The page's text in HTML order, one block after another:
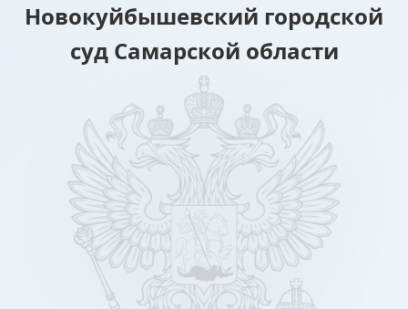
Новокуйбышевский городской
суд Самарской области